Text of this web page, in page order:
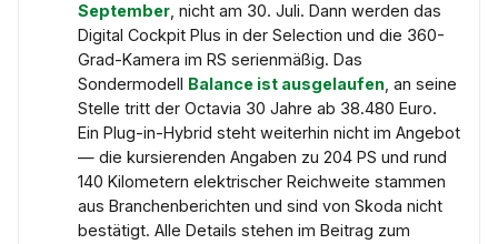
September , nicht am 30. Juli. Dann werden das
Digital Cockpit Plus in der Selection und die 360-
Grad-Kamera im RS serienmäßig. Das
Sondermodell Balance ist ausgelaufen , an seine
Stelle tritt der Octavia 30 Jahre ab 38.480 Euro.
Ein Plug-in-Hybrid steht weiterhin nicht im Angebot
— die kursierenden Angaben zu 204 PS und rund
140 Kilometern elektrischer Reichweite stammen
aus Branchenberichten und sind von Skoda nicht
bestätigt. Alle Details stehen im Beitrag zum